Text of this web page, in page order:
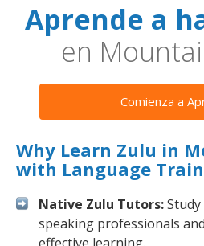
Aprende a
en
Comienza a
Why Learn Zulu in
with Language
Native Zulu Tutors:
speaking professionals